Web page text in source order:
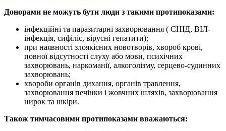
Донорами не можуть бути люди з такими протипоказами:
інфекційні та паразитарні захворювання ( СНІД, ВІЛ-
інфекція, сифіліс, вірусні гепатити);
при наявності злоякісних новотворів, хвороб крові,
повної відсутності слуху або мови, психічних
захворювань, наркоманії, алкоголізму, серцево-судинних
захворювань;
хвороби органів дихання, органів травлення,
захворювання печінки і жовчних шляхів, захворювання
нирок та шкіри.
Також тимчасовими протипоказами вважаються: